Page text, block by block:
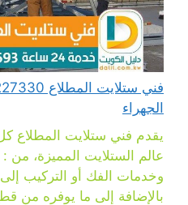
الجهراء
يقدم فني ستلايت المطلاع
عالم الستلايت المميزة، من
وخدمات الفك أو التركيب
بالإضافة إلى ما يوفره من